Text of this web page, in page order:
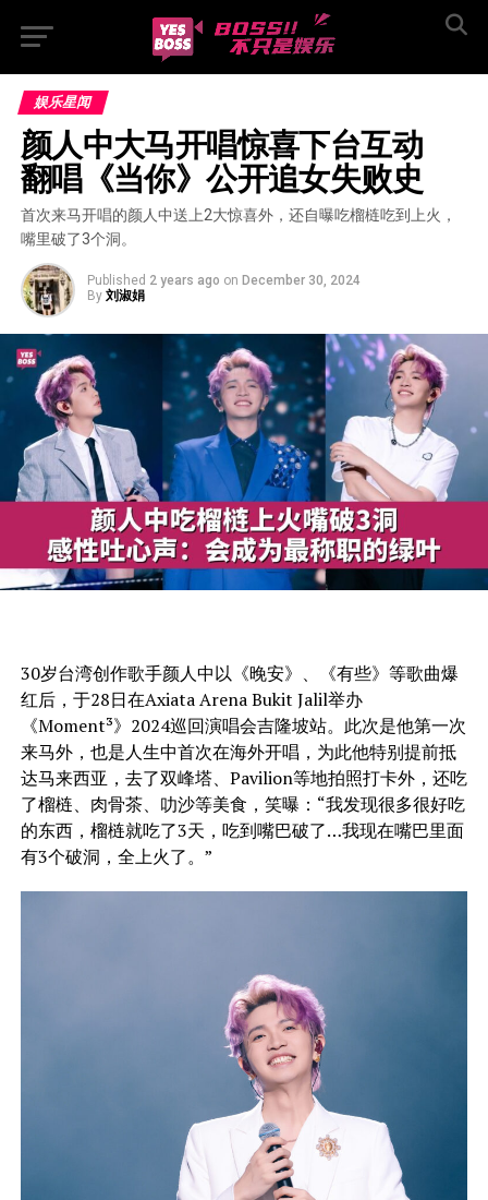
娱乐星闻
颜人中大马开唱惊喜下台互动
翻唱《当你》公开追女失败史
首次来马开唱的颜人中送上2大惊喜外，还自曝吃榴梿吃到上火，
嘴里破了3个洞。
Published 2 years ago on December 30, 2024
By 刘淑娟
30岁台湾创作歌手颜人中以《晚安》、《有些》等歌曲爆
红后，于28日在Axiata Arena Bukit Jalil举办
《Moment³》2024巡回演唱会吉隆坡站。此次是他第一次
来马外，也是人生中首次在海外开唱，为此他特别提前抵
达马来西亚，去了双峰塔、Pavilion等地拍照打卡外，还吃
了榴梿、肉骨茶、叻沙等美食，笑曝：“我发现很多很好吃
的东西，榴梿就吃了3天，吃到嘴巴破了…我现在嘴巴里面
有3个破洞，全上火了。”